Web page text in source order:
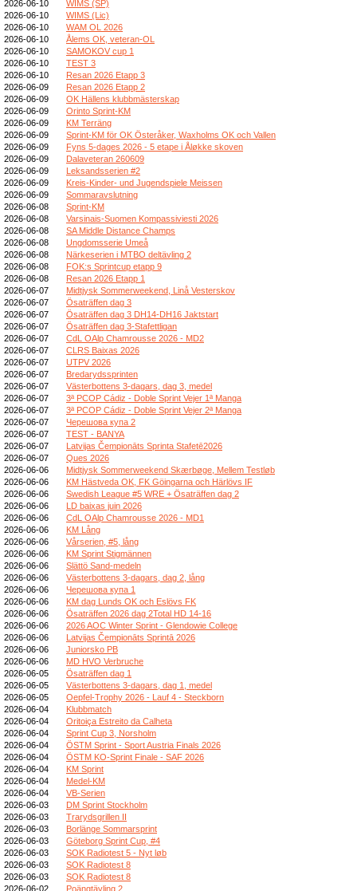
2026-06-10
WIMS (SP)
2026-06-10
WIMS (Lic)
2026-06-10
WAM OL 2026
2026-06-10
Ålems OK, veteran-OL
2026-06-10
SAMOKOV cup 1
2026-06-10
TEST 3
2026-06-10
Resan 2026 Etapp 3
2026-06-09
Resan 2026 Etapp 2
2026-06-09
OK Hällens klubbmästerskap
2026-06-09
Orinto Sprint-KM
2026-06-09
KM Terräng
2026-06-09
Sprint-KM för OK Österåker, Waxholms OK och Vallen
2026-06-09
Fyns 5-dages 2026 - 5 etape i Åløkke skoven
2026-06-09
Dalaveteran 260609
2026-06-09
Leksandsserien #2
2026-06-09
Kreis-Kinder- und Jugendspiele Meissen
2026-06-09
Sommaravslutning
2026-06-08
Sprint-KM
2026-06-08
Varsinais-Suomen Kompassiviesti 2026
2026-06-08
SA Middle Distance Champs
2026-06-08
Ungdomsserie Umeå
2026-06-08
Närkeserien i MTBO deltävling 2
2026-06-08
FOK:s Sprintcup etapp 9
2026-06-08
Resan 2026 Etapp 1
2026-06-07
Midtjysk Sommerweekend, Linå Vesterskov
2026-06-07
Ösaträffen dag 3
2026-06-07
Ösaträffen dag 3 DH14-DH16 Jaktstart
2026-06-07
Ösaträffen dag 3-Stafettligan
2026-06-07
CdL OAlp Chamrousse 2026 - MD2
2026-06-07
CLRS Baixas 2026
2026-06-07
UTPV 2026
2026-06-07
Bredarydssprinten
2026-06-07
Västerbottens 3-dagars, dag 3, medel
2026-06-07
3ª PCOP Cádiz - Doble Sprint Vejer 1ª Manga
2026-06-07
3ª PCOP Cádiz - Doble Sprint Vejer 2ª Manga
2026-06-07
Черешова купа 2
2026-06-07
TEST - BANYA
2026-06-07
Latvijas Čempionāts Sprinta Stafetē2026
2026-06-07
Ques 2026
2026-06-06
Midtjysk Sommerweekend Skærbøge, Mellem Testløb
2026-06-06
KM Hästveda OK, FK Göingarna och Härlövs IF
2026-06-06
Swedish League #5 WRE + Ösaträffen dag 2
2026-06-06
LD baixas juin 2026
2026-06-06
CdL OAlp Chamrousse 2026 - MD1
2026-06-06
KM Lång
2026-06-06
Vårserien, #5, lång
2026-06-06
KM Sprint Stigmännen
2026-06-06
Slättö Sand-medeln
2026-06-06
Västerbottens 3-dagars, dag 2, lång
2026-06-06
Черешова купа 1
2026-06-06
KM dag Lunds OK och Eslövs FK
2026-06-06
Ösaträffen 2026 dag 2Total HD 14-16
2026-06-06
2026 AOC Winter Sprint - Glendowie College
2026-06-06
Latvijas Čempionāts Sprintā 2026
2026-06-06
Juniorsko PB
2026-06-06
MD HVO Verbruche
2026-06-05
Ösaträffen dag 1
2026-06-05
Västerbottens 3-dagars, dag 1, medel
2026-06-05
Oepfel-Trophy 2026 - Lauf 4 - Steckborn
2026-06-04
Klubbmatch
2026-06-04
Oritoiça Estreito da Calheta
2026-06-04
Sprint Cup 3, Norsholm
2026-06-04
ÖSTM Sprint - Sport Austria Finals 2026
2026-06-04
ÖSTM KO-Sprint Finale - SAF 2026
2026-06-04
KM Sprint
2026-06-04
Medel-KM
2026-06-04
VB-Serien
2026-06-03
DM Sprint Stockholm
2026-06-03
Trarydsgrillen II
2026-06-03
Borlänge Sommarsprint
2026-06-03
Göteborg Sprint Cup, #4
2026-06-03
SOK Radiotest 5 - Nyt løb
2026-06-03
SOK Radiotest 8
2026-06-03
SOK Radiotest 8
2026-06-02
Poängtävling 2